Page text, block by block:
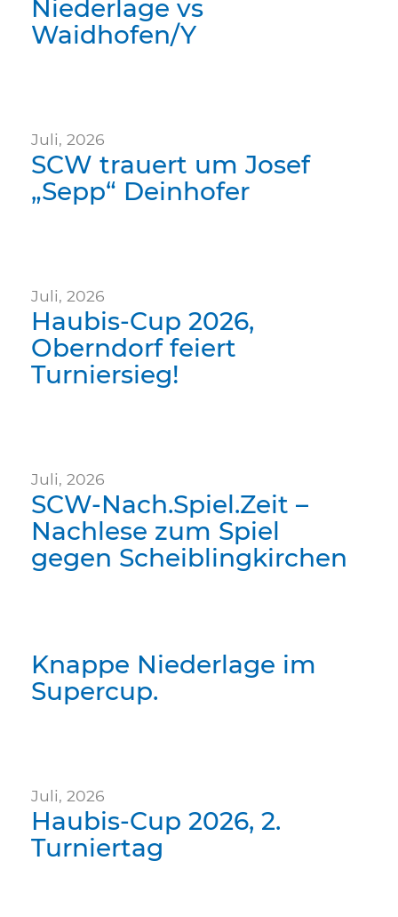
Niederlage vs
Waidhofen/Y
Juli, 2026
SCW trauert um Josef
„Sepp“ Deinhofer
Juli, 2026
Haubis-Cup 2026,
Oberndorf feiert
Turniersieg!
Juli, 2026
SCW-Nach.Spiel.Zeit –
Nachlese zum Spiel
gegen Scheiblingkirchen
Knappe Niederlage im
Supercup.
Juli, 2026
Haubis-Cup 2026, 2.
Turniertag